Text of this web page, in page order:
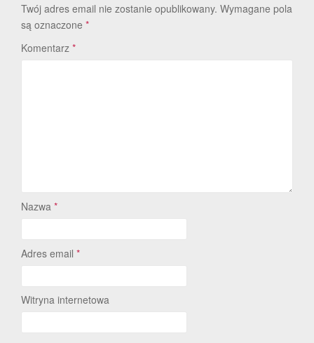
Twój adres email nie zostanie opublikowany. Wymagane pola
są oznaczone *
Komentarz *
Nazwa *
Adres email *
Witryna internetowa